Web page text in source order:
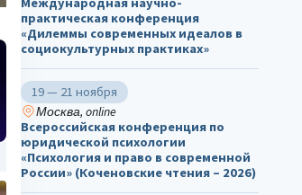
практическая конференция
«Дилеммы современных идеалов в
социокультурных практиках»
19 — 21 ноября
Москва, online
Всероссийская конференция по
юридической психологии
«Психология и право в современной
России» (Коченовские чтения – 2026)